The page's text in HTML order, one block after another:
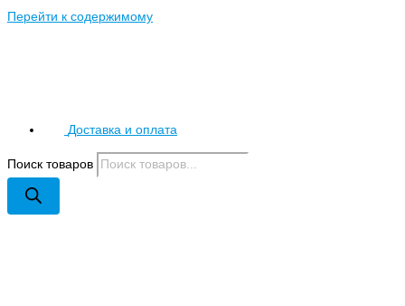
Перейти к содержимому
Доставка и оплата
Поиск товаров